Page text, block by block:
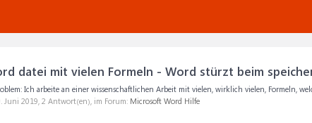
datei mit vielen Formeln - Word stürzt beim
Ich arbeite an einer wissenschaftlichen Arbeit mit vielen, wirklich vielen, Formeln,
Juni 2019, 2 Antwort(en), im Forum: Microsoft Word Hilfe